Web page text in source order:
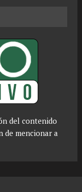
del contenido
de mencionar a